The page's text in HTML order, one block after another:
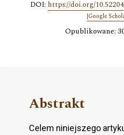
DOI: https://doi.org/
[Google
Opublikowane:
Abstrakt
Celem niniejszego